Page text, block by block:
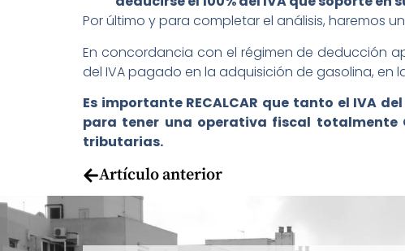
Por último y para completar el análisis, haremos
En concordancia con el régimen de deducción
del IVA pagado en la adquisición de gasolina, en
Es importante RECALCAR que tanto el IVA
para tener una operativa fiscal totalmente
tributarias.
Artículo anterior